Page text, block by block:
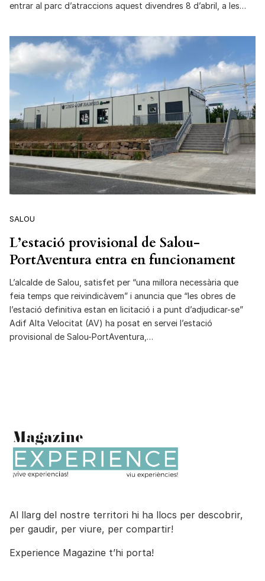
entrar al parc d’atraccions aquest divendres 8 d’abril, a les…
SALOU
L’estació provisional de Salou-
PortAventura entra en funcionament
L’alcalde de Salou, satisfet per “una millora necessària que
feia temps que reivindicàvem” i anuncia que “les obres de
l’estació definitiva estan en licitació i a punt d’adjudicar-se”
Adif Alta Velocitat (AV) ha posat en servei l’estació
provisional de Salou-PortAventura,…
Al llarg del nostre territori hi ha llocs per descobrir,
per gaudir, per viure, per compartir!
Experience Magazine t’hi porta!